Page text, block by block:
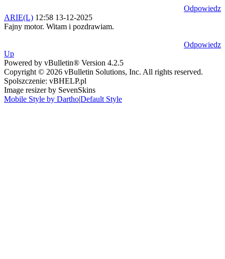
Odpowiedz
ARIE(L) 12:58 13-12-2025
Fajny motor. Witam i pozdrawiam.
Odpowiedz
Up
Powered by vBulletin® Version 4.2.5
Copyright © 2026 vBulletin Solutions, Inc. All rights reserved.
Spolszczenie: vBHELP.pl
Image resizer by SevenSkins
Mobile Style by Dartho|Default Style